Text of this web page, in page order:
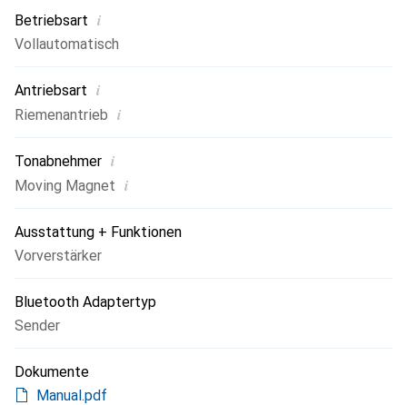
Betriebsart i
Vollautomatisch
Antriebsart i
Riemenantrieb i
Tonabnehmer i
Moving Magnet i
Ausstattung + Funktionen
Vorverstärker
Bluetooth Adaptertyp
Sender
Dokumente
Manual.pdf